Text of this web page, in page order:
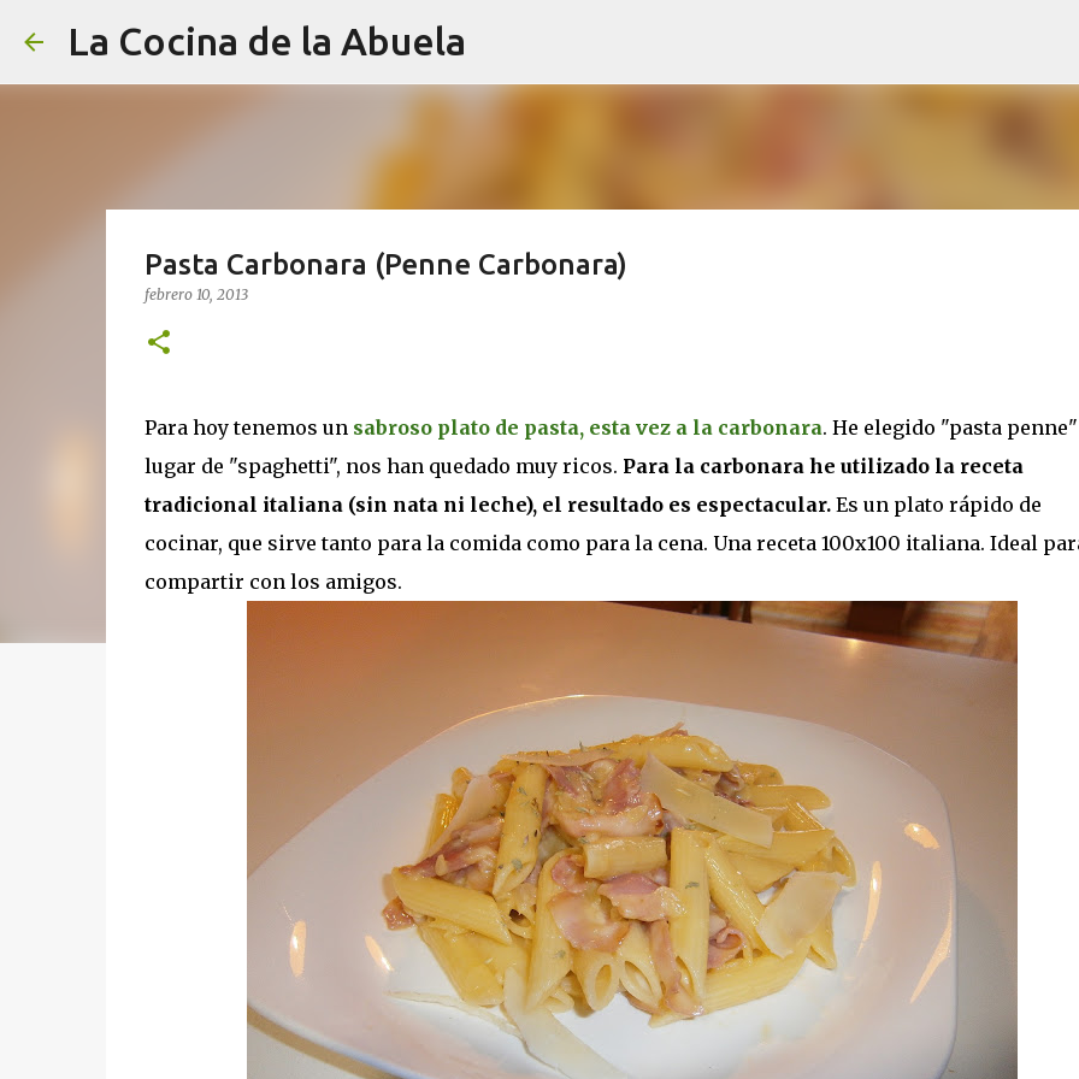
La Cocina de la Abuela
Pasta Carbonara (Penne Carbonara)
febrero 10, 2013
Para hoy tenemos un sabroso plato de pasta, esta vez a la carbonara. He elegido "pasta
lugar de "spaghetti", nos han quedado muy ricos. Para la carbonara he utilizado la receta
tradicional italiana (sin nata ni leche), el resultado es espectacular.Es un plato rápido de
cocinar, que sirve tanto para la comida como para la cena. Una receta 100x100 italiana. Ideal
compartir con los amigos.